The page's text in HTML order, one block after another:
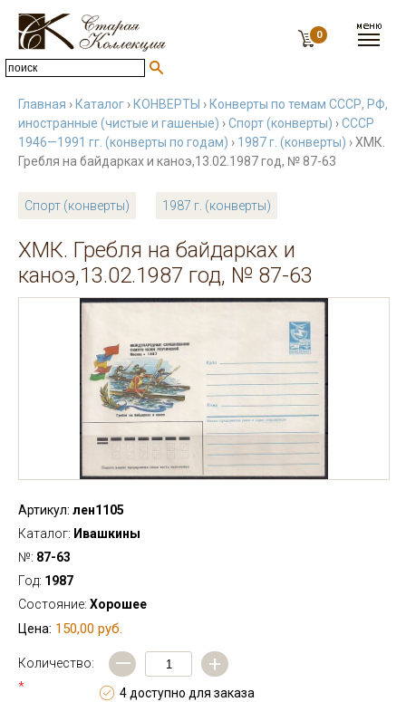
0
Главная › Каталог › КОНВЕРТЫ › Конверты по темам СССР, РФ,
иностранные (чистые и гашеные) ›Спорт (конверты) ›СССР
1946—1991 гг. (конверты по годам) › 1987 г. (конверты) › ХМК.
Гребля на байдарках и каноэ,13.02.1987 год, № 87-63
Спорт (конверты) 1987 г. (конверты)
ХМК. Гребля на байдарках и
каноэ,13.02.1987 год, № 87-63
Артикул: лен1105
Каталог: Ивашкины
№: 87-63
Год: 1987
Состояние: Хорошее
Цена: 150,00 руб.
Количество:
*
— +
4 доступно для заказа